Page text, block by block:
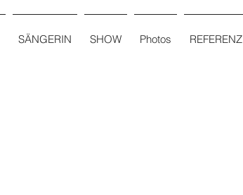
SÄNGERIN SHOW Photos REFERENZ